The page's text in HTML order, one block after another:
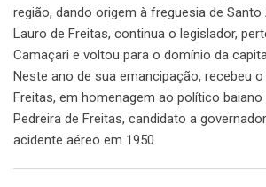
região, dando origem à freguesia de Santo
Lauro de Freitas, continua o legislador,
Camaçari e voltou para o domínio da
Neste ano de sua emancipação, recebeu
Freitas, em homenagem ao político baiano
Pedreira de Freitas, candidato a
acidente aéreo em 1950.